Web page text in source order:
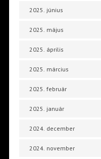
2025. június
2025. május
2025. április
2025. március
2025. február
2025. január
2024. december
2024. november